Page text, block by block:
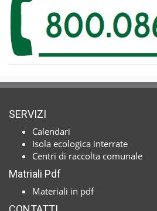
SERVIZI
Calendari
Isola ecologica interrate
Centri di raccolta comunale
Matriali Pdf
Materiali in pdf